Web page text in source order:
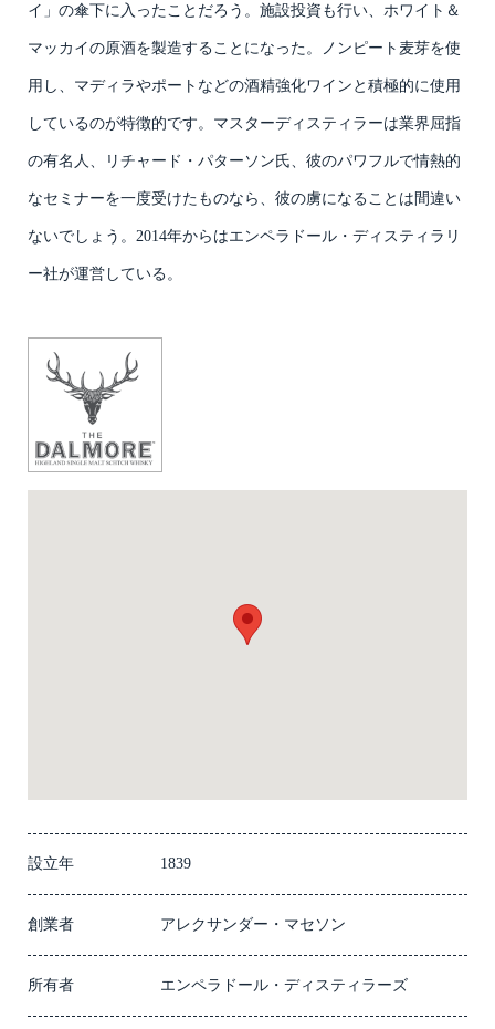
イ」の傘下に入ったことだろう。施設投資も行い、ホワイト＆
マッカイの原酒を製造することになった。ノンピート麦芽を使
用し、マディラやポートなどの酒精強化ワインと積極的に使用
しているのが特徴的です。マスターディスティラーは業界屈指
の有名人、リチャード・パターソン氏、彼のパワフルで情熱的
なセミナーを一度受けたものなら、彼の虜になることは間違い
ないでしょう。2014年からはエンペラドール・ディスティラリ
ー社が運営している。
設立年 1839
創業者 アレクサンダー・マセソン
所有者 エンペラドール・ディスティラーズ